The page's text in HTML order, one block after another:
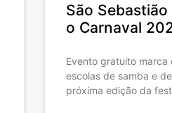
São
o Carnaval
Evento gratuito
escolas de samba e
próxima edição da